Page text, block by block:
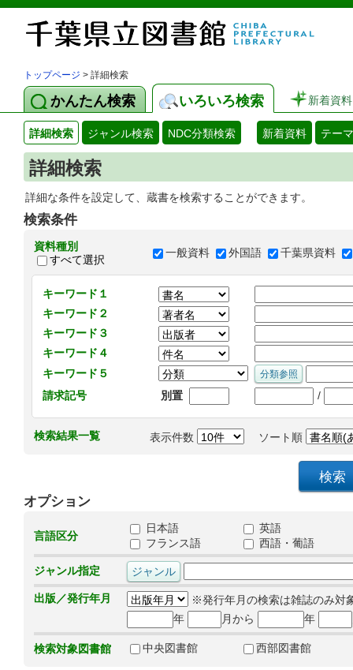
トップページ > 詳細検索
かんたん検索 いろいろ検索 新着資料
詳細検索 ジャンル検索 NDC分類検索 新着資料 テー
詳細検索
詳細な条件を設定して、蔵書を検索することができます。
検索条件
資料種別
すべて選択
一般資料 外国語 千葉県資料
キーワード１
キーワード２
キーワード３
キーワード４
キーワード５
請求記号
別置 /
検索結果一覧 表示件数 ソート順
オプション
言語区分
日本語
英語
フランス語
西語・葡語
ジャンル指定
出版／発行年月
※発行年月の検索は雑誌のみ対
年
月から 年
検索対象図書館 中央図書館 西部図書館